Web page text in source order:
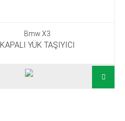
Bmw X3
KAPALI YÜK TAŞIYICI